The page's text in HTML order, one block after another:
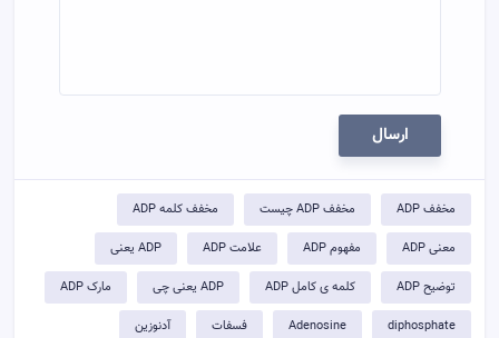
ارسال
مخفف ADP مخفف ADP چیست مخفف کلمه ADP
معنی ADP مفهوم ADP علامت ADP ADP یعنی
توضيح ADP کلمه ی کامل ADP ADP یعنی چی مارک ADP
diphosphate
Adenosine فسفات آدنوزین